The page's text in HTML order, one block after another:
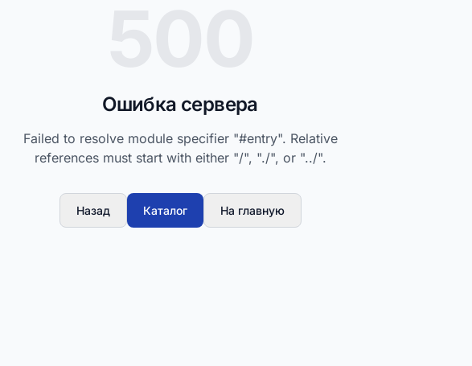
Ошибка сервера
Failed to resolve module specifier "#entry". Relative
references must start with either "/", "./", or "../".
Назад Каталог На главную